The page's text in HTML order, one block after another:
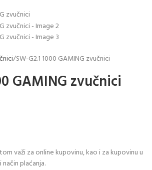
SW-G2.1 1000 GAMING zvučnici
GAMING zvučnici
važi za online kupovinu, kao i za kupovinu u
plaćanja.